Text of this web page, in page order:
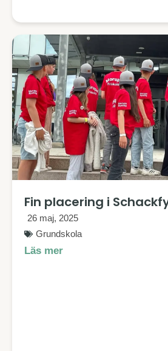
Fin placering i
26 maj, 2025
Grundskola
Läs mer